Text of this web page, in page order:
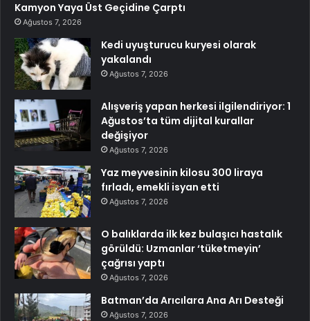
Kamyon Yaya Üst Geçidine Çarptı
Ağustos 7, 2026
Kedi uyuşturucu kuryesi olarak
yakalandı
Ağustos 7, 2026
Alışveriş yapan herkesi ilgilendiriyor: 1
Ağustos’ta tüm dijital kurallar
değişiyor
Ağustos 7, 2026
Yaz meyvesinin kilosu 300 liraya
fırladı, emekli isyan etti
Ağustos 7, 2026
O balıklarda ilk kez bulaşıcı hastalık
görüldü: Uzmanlar ‘tüketmeyin’
çağrısı yaptı
Ağustos 7, 2026
Batman’da Arıcılara Ana Arı Desteği
Ağustos 7, 2026